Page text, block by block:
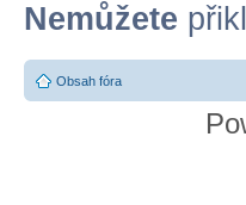
Nemůžete
Obsah fóra